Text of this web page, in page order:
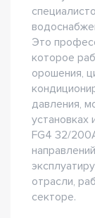
Это
которое
орошения,
давления,
FG4 32/
отрасли,
секторе.